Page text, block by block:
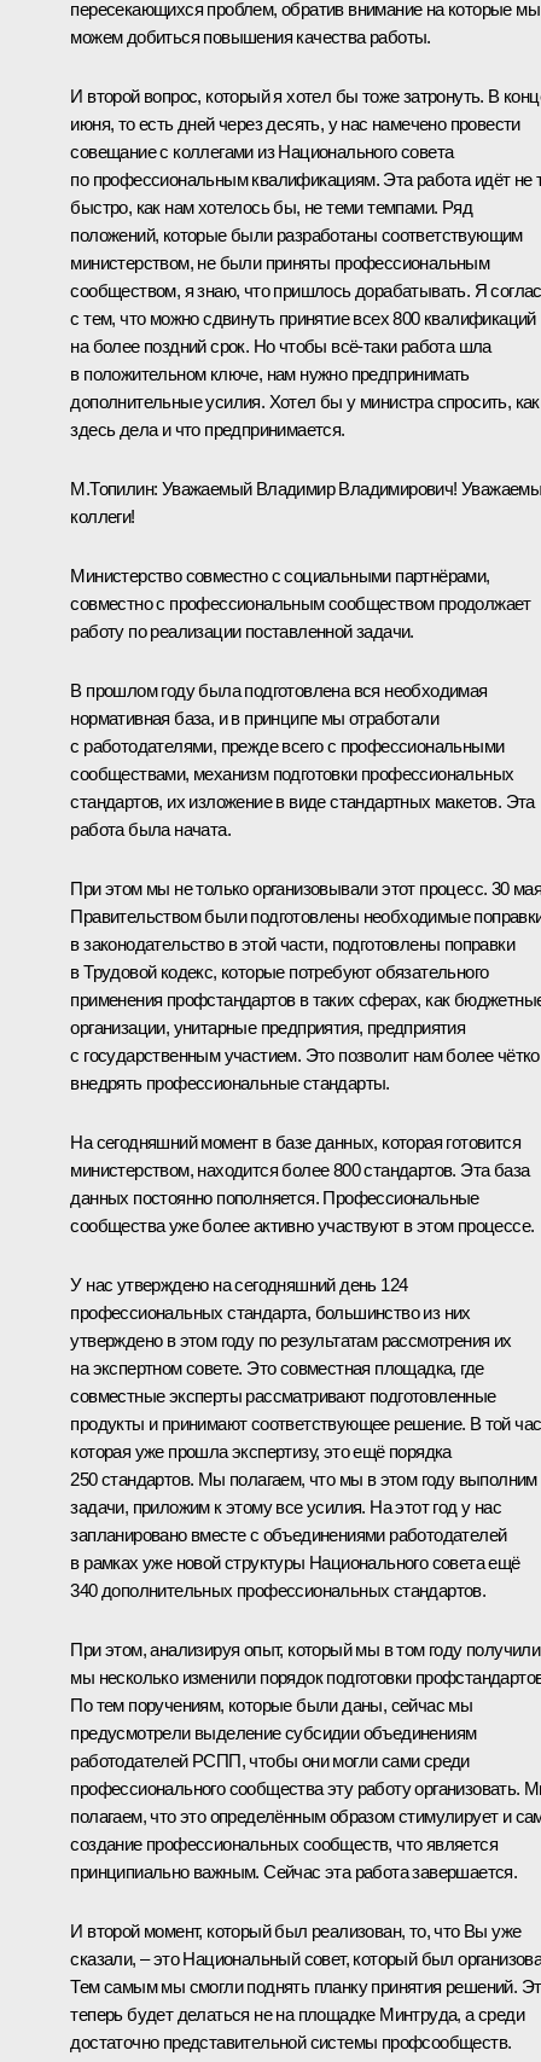
пересекающихся проблем, обратив внимание на которые мы
можем добиться повышения качества работы.
И второй вопрос, который я хотел бы тоже затронуть. В
июня, то есть дней через десять, у нас намечено провести
совещание с коллегами из Национального совета
по профессиональным квалификациям. Эта работа идёт не
быстро, как нам хотелось бы, не теми темпами. Ряд
положений, которые были разработаны соответствующим
министерством, не были приняты профессиональным
сообществом, я знаю, что пришлось дорабатывать. Я
с тем, что можно сдвинуть принятие всех 800 квалификаций
на более поздний срок. Но чтобы всё‑таки работа шла
в положительном ключе, нам нужно предпринимать
дополнительные усилия. Хотел бы у министра спросить, как
здесь дела и что предпринимается.
М.Топилин: Уважаемый Владимир Владимирович!
коллеги!
Министерство совместно с социальными партнёрами,
совместно с профессиональным сообществом продолжает
работу по реализации поставленной задачи.
В прошлом году была подготовлена вся необходимая
нормативная база, и в принципе мы отработали
с работодателями, прежде всего с профессиональными
сообществами, механизм подготовки профессиональных
стандартов, их изложение в виде стандартных макетов. Эта
работа была начата.
При этом мы не только организовывали этот процесс. 30
Правительством были подготовлены необходимые
в законодательство в этой части, подготовлены поправки
в Трудовой кодекс, которые потребуют обязательного
применения профстандартов в таких сферах, как
организации, унитарные предприятия, предприятия
с государственным участием. Это позволит нам более чётко
внедрять профессиональные стандарты.
На сегодняшний момент в базе данных, которая готовится
министерством, находится более 800 стандартов. Эта база
данных постоянно пополняется. Профессиональные
сообщества уже более активно участвуют в этом процессе.
У нас утверждено на сегодняшний день 124
профессиональных стандарта, большинство из них
утверждено в этом году по результатам рассмотрения их
на экспертном совете. Это совместная площадка, где
совместные эксперты рассматривают подготовленные
продукты и принимают соответствующее решение. В той
которая уже прошла экспертизу, это ещё порядка
250 стандартов. Мы полагаем, что мы в этом году выполним
задачи, приложим к этому все усилия. На этот год у нас
запланировано вместе с объединениями работодателей
в рамках уже новой структуры Национального совета ещё
340 дополнительных профессиональных стандартов.
При этом, анализируя опыт, который мы в том году
мы несколько изменили порядок подготовки
По тем поручениям, которые были даны, сейчас мы
предусмотрели выделение субсидии объединениям
работодателей РСПП, чтобы они могли сами среди
профессионального сообщества эту работу организовать.
полагаем, что это определённым образом стимулирует и
создание профессиональных сообществ, что является
принципиально важным. Сейчас эта работа завершается.
И второй момент, который был реализован, то, что Вы уже
сказали, – это Национальный совет, который был
Тем самым мы смогли поднять планку принятия решений.
теперь будет делаться не на площадке Минтруда, а среди
достаточно представительной системы профсообществ.